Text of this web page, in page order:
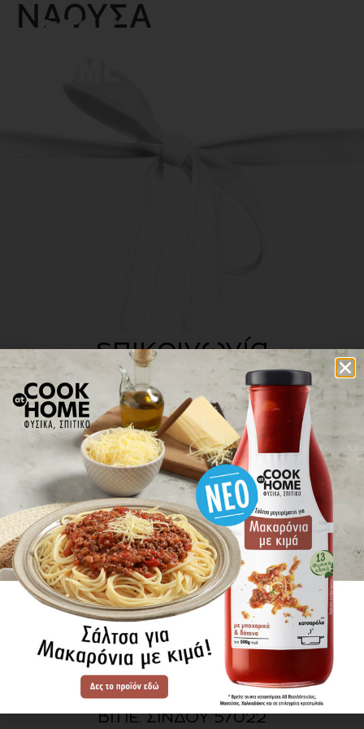
ΝΑΟΥΣΑ
επικοινωνία
πού βρίσκω τα προϊόντα
ΕΝΗΜΕΡΩΘΕΙΤΕ ΠΡΩΤΟΙ
ΓΙΑ ΤΑ ΝΕΑ ΜΑΣ
ΕΓΓΡΑΦΗ
SITE MAP
ΠΡΟΪΟΝΤΑ
ΣΥΝΤΑΓΕΣ
Η ΙΣΤΟΡΙΑ ΜΑΣ
VIDEOS
ΠΡΟΒΥΛ Α.Ε.
ΟΔΟΣ Α3
ΒΙ.ΠΕ. ΣΙΝΔΟΥ 57022